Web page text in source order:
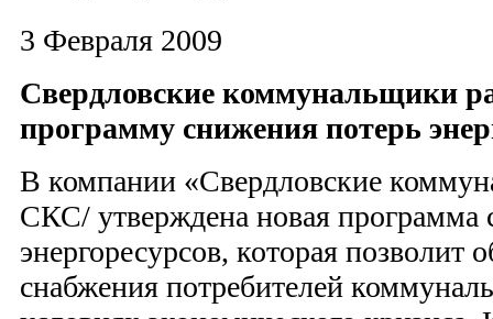
3 Февраля 2009
Свердловские коммунальщики
программу снижения потерь
В компании «Свердловские
СКС/ утверждена новая программа
энергоресурсов, которая позволит
снабжения потребителей